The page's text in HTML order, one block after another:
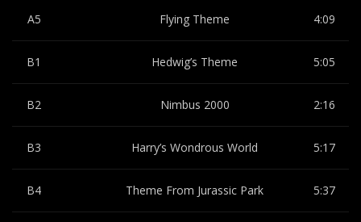
A5 Flying Theme 4:09
B1 Hedwig’s Theme 5:05
B2 Nimbus 2000 2:16
B3 Harry’s Wondrous World 5:17
B4 Theme From Jurassic Park 5:37